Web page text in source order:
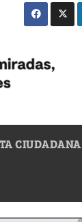
CIUDADANA